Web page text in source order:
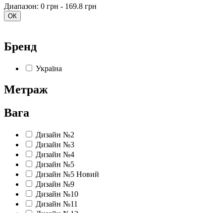
Диапазон: 0 грн - 169.8 грн
ОК
Бренд
Україна
Метраж
Вага
Дизайн №2
Дизайн №3
Дизайн №4
Дизайн №5
Дизайн №5 Новий
Дизайн №9
Дизайн №10
Дизайн №11